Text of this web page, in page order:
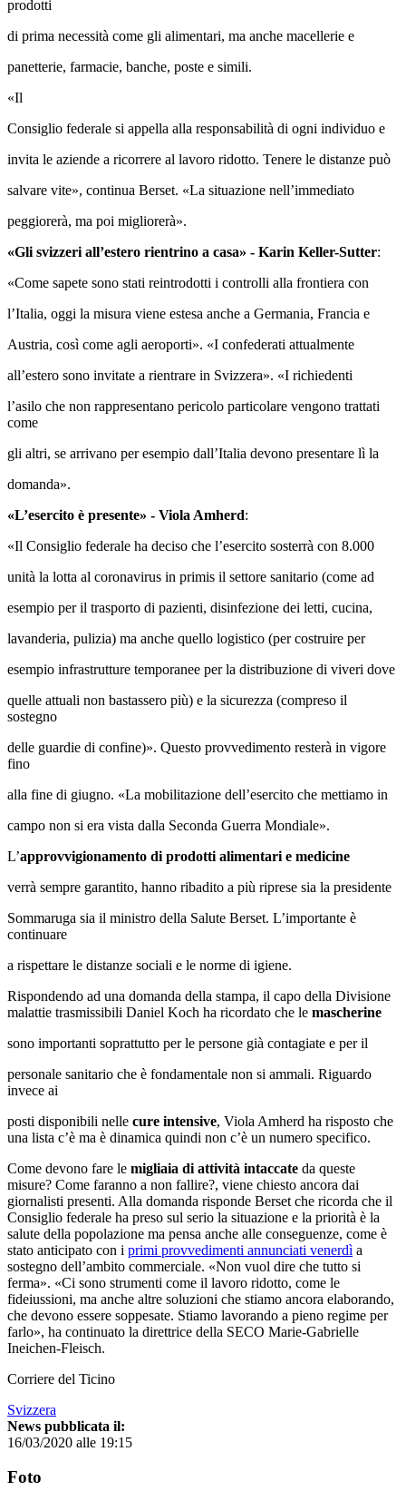
prodotti
di prima necessità come gli alimentari, ma anche macellerie e
panetterie, farmacie, banche, poste e simili.
«Il
Consiglio federale si appella alla responsabilità di ogni individuo e
invita le aziende a ricorrere al lavoro ridotto. Tenere le distanze può
salvare vite», continua Berset. «La situazione nell’immediato
peggiorerà, ma poi migliorerà».
«Gli svizzeri all’estero rientrino a casa» - Karin Keller-Sutter:
«Come sapete sono stati reintrodotti i controlli alla frontiera con
l’Italia, oggi la misura viene estesa anche a Germania, Francia e
Austria, così come agli aeroporti». «I confederati attualmente
all’estero sono invitate a rientrare in Svizzera». «I richiedenti
l’asilo che non rappresentano pericolo particolare vengono trattati
come
gli altri, se arrivano per esempio dall’Italia devono presentare lì la
domanda».
«L’esercito è presente» - Viola Amherd:
«Il Consiglio federale ha deciso che l’esercito sosterrà con 8.000
unità la lotta al coronavirus in primis il settore sanitario (come ad
esempio per il trasporto di pazienti, disinfezione dei letti, cucina,
lavanderia, pulizia) ma anche quello logistico (per costruire per
esempio infrastrutture temporanee per la distribuzione di viveri dove
quelle attuali non bastassero più) e la sicurezza (compreso il
sostegno
delle guardie di confine)». Questo provvedimento resterà in vigore
fino
alla fine di giugno. «La mobilitazione dell’esercito che mettiamo in
campo non si era vista dalla Seconda Guerra Mondiale».
L’approvvigionamento di prodotti alimentari e medicine
verrà sempre garantito, hanno ribadito a più riprese sia la presidente
Sommaruga sia il ministro della Salute Berset. L’importante è
continuare
a rispettare le distanze sociali e le norme di igiene.
Rispondendo ad una domanda della stampa, il capo della Divisione
malattie trasmissibili Daniel Koch ha ricordato che le mascherine
sono importanti soprattutto per le persone già contagiate e per il
personale sanitario che è fondamentale non si ammali. Riguardo
invece ai
posti disponibili nelle cure intensive, Viola Amherd ha risposto che
una lista c’è ma è dinamica quindi non c’è un numero specifico.
Come devono fare le migliaia di attività intaccate da queste
misure? Come faranno a non fallire?, viene chiesto ancora dai
giornalisti presenti. Alla domanda risponde Berset che ricorda che il
Consiglio federale ha preso sul serio la situazione e la priorità è la
salute della popolazione ma pensa anche alle conseguenze, come è
stato anticipato con i primi provvedimenti annunciati venerdì a
sostegno dell’ambito commerciale. «Non vuol dire che tutto si
ferma». «Ci sono strumenti come il lavoro ridotto, come le
fideiussioni, ma anche altre soluzioni che stiamo ancora elaborando,
che devono essere soppesate. Stiamo lavorando a pieno regime per
farlo», ha continuato la direttrice della SECO Marie-Gabrielle
Ineichen-Fleisch.
Corriere del Ticino
Svizzera
News pubblicata il:
16/03/2020 alle 19:15
Foto